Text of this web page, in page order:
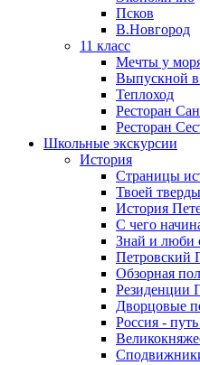
Псков
В.Новгород
11 класс
Мечты у
Выпускной в
Теплоход
Ресторан
Ресторан
Школьные экскурсии
История
Страницы
Твоей
История
С чего
Знай и люби
Петровский
Обзорная
Резиденции
Дворцовые
Россия -